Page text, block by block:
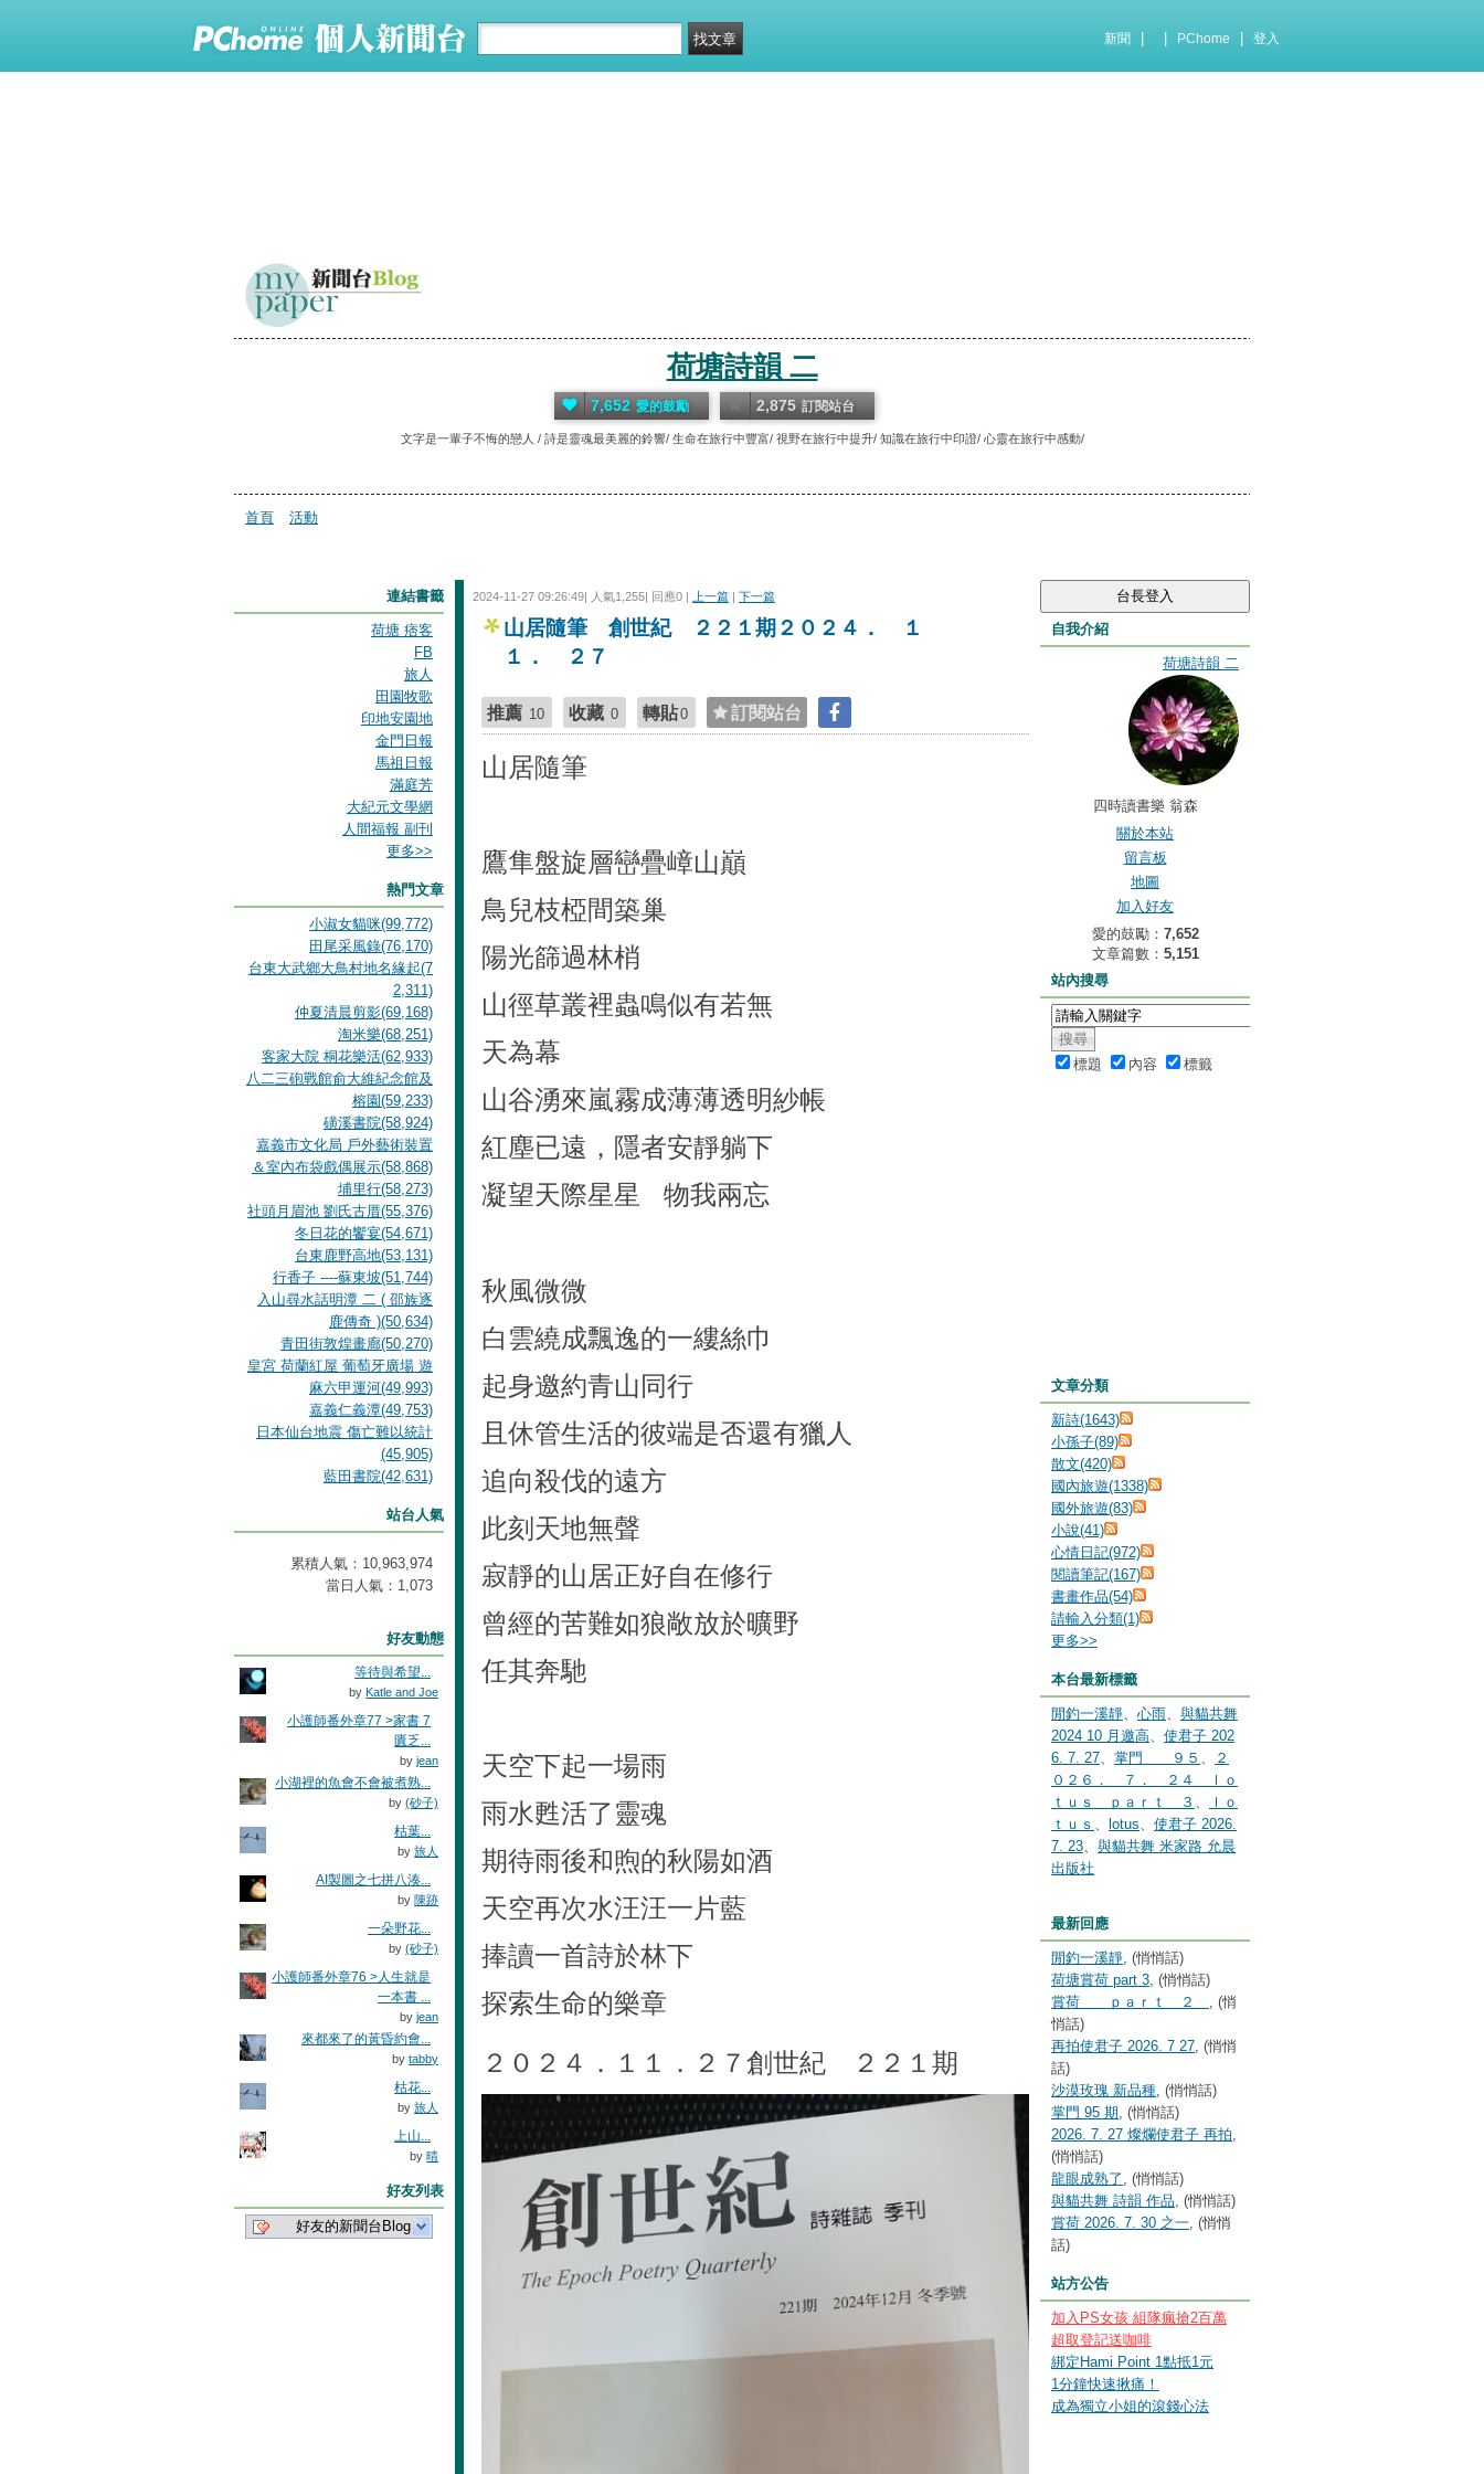
新聞 PChome 登入
荷塘詩韻 二
文字是一輩子不悔的戀人 / 詩是靈魂最美麗的鈴響/ 生命在旅行中豐富/ 視野在旅行中提升/ 知識在旅行中印證/ 心靈在旅行中感動/
7,652 愛的鼓勵 2,875 訂閱站台
首頁 活動
2024-11-27 09:26:49| 人氣1,255| 回應0 | 上一篇 | 下一篇
山居隨筆 創世紀 ２２１期２０２４． １
１． ２７
推薦 10 收藏 0 轉貼0 訂閱站台
山居隨筆
鷹隼盤旋層巒疊嶂山巔
鳥兒枝椏間築巢
陽光篩過林梢
山徑草叢裡蟲鳴似有若無
天為幕
山谷湧來嵐霧成薄薄透明紗帳
紅塵已遠，隱者安靜躺下
凝望天際星星
物我兩忘
秋風微微
白雲繞成飄逸的一縷絲巾
起身邀約青山同行
且休管生活的彼端是否還有獵人
追向殺伐的遠方
此刻天地無聲
寂靜的山居正好自在修行
曾經的苦難如狼敞放於曠野
任其奔馳
天空下起一場雨
雨水甦活了靈魂
期待雨後和煦的秋陽如酒
天空再次水汪汪一片藍
捧讀一首詩於林下
探索生命的樂章
２０２４．１１．２７創世紀 ２２１期
自我介紹
荷塘詩韻 二
四時讀書樂 翁森
關於本站
留言板
地圖
加入好友
愛的鼓勵： 7,652
文章篇數： 5,151
站內搜尋
標題 內容 標籤
文章分類
新詩(1643)
小孫子(89)
散文(420)
國內旅遊(1338)
國外旅遊(83)
小說(41)
心情日記(972)
閱讀筆記(167)
書畫作品(54)
請輸入分類(1)
更多>>
本台最新標籤
閒釣一溪靜、 心雨、 與貓共舞
2024 10 月邀高、 使君子 202
6. 7. 27、 掌門 ９５ 、
２
０２６． ７． ２４ ｌｏ
ｔｕｓ ｐａｒｔ ３ 、
ｌｏ
ｔｕｓ 、 lotus、 使君子 2026.
7. 23、 與貓共舞 米家路 允晨
出版社
最新回應
閒釣一溪靜, (悄悄話)
荷塘賞荷 part 3, (悄悄話)
賞荷 ｐａｒｔ ２ , (悄
悄話)
再拍使君子 2026. 7 27, (悄悄
話)
沙漠玫瑰 新品種, (悄悄話)
掌門 95 期, (悄悄話)
2026. 7. 27 燦爛使君子 再拍,
(悄悄話)
龍眼成熟了 , (悄悄話)
與貓共舞 詩韻 作品, (悄悄話)
賞荷 2026. 7. 30 之一, (悄悄
話)
站方公告
加入PS女孩 組隊瘋搶2百萬
超取登記送咖啡
綁定Hami Point 1點抵1元
1分鐘快速揪痛！
成為獨立小姐的滾錢心法
連結書籤
荷塘 痞客
FB
旅人
田園牧歌
印地安園地
金門日報
馬祖日報
滿庭芳
大紀元文學網
人間福報 副刊
更多>>
熱門文章
小淑女貓咪(99,772)
田尾采風錄(76,170)
台東大武鄉大鳥村地名緣起(7
2,311)
仲夏清晨剪影(69,168)
淘米樂(68,251)
客家大院 桐花樂活(62,933)
八二三砲戰館俞大維紀念館及
榕園(59,233)
磺溪書院(58,924)
嘉義市文化局 戶外藝術裝置
＆室內布袋戲偶展示(58,868)
埔里行(58,273)
社頭月眉池 劉氏古厝(55,376)
冬日花的饗宴(54,671)
台東鹿野高地(53,131)
行香子 ----蘇東坡(51,744)
入山尋水話明潭 二 ( 邵族逐
鹿傳奇 )(50,634)
青田街敦煌畫廊(50,270)
皇宮 荷蘭紅屋 葡萄牙廣場 遊
麻六甲運河(49,993)
嘉義仁義潭(49,753)
日本仙台地震 傷亡難以統計
(45,905)
藍田書院(42,631)
站台人氣
累積人氣： 10,963,974
當日人氣： 1,073
好友動態
等待與希望...
byKatle and Joe
小護師番外章77 >家書 7
匱乏...
byjean
小湖裡的魚會不會被煮熟...
by(砂子)
枯葉...
by旅人
AI製圖之七拼八湊...
by陳跡
一朵野花...
by(砂子)
小護師番外章76 >人生就是
一本書 ...
byjean
來都來了的黃昏約會...
bytabby
枯花...
by旅人
上山...
by晴
好友列表
好友的新聞台Blog